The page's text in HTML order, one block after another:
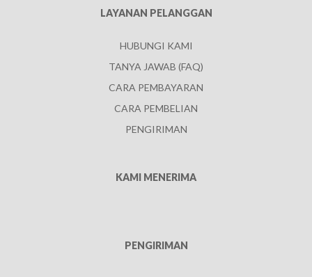
LAYANAN PELANGGAN
HUBUNGI KAMI
TANYA JAWAB (FAQ)
CARA PEMBAYARAN
CARA PEMBELIAN
PENGIRIMAN
KAMI MENERIMA
PENGIRIMAN